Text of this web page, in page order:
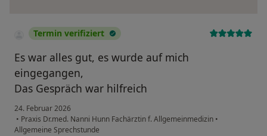
Termin verifiziert
Es war alles gut, es wurde auf mich
eingegangen,
Das Gespräch war hilfreich
24. Februar 2026
• Praxis Dr.med. Nanni Hunn Fachärztin f. Allgemeinmedizin •
Allgemeine Sprechstunde